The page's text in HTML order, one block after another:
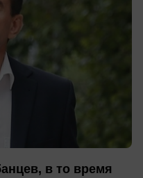
в то время